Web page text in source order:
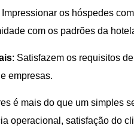
Impressionar os hóspedes
com os padrões da
: Satisfazem os requisitos
empresas.
é mais do que um simples
operacional, satisfação do